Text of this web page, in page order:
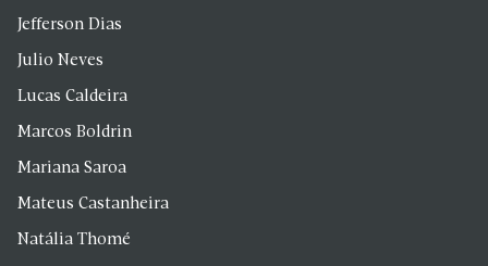
Jefferson Dias
Julio Neves
Lucas Caldeira
Marcos Boldrin
Mariana Saroa
Mateus Castanheira
Natália Thomé